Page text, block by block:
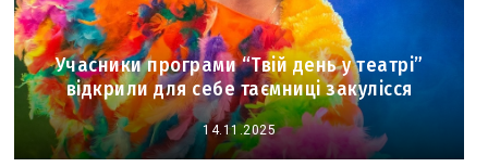
Учасники програми “Твій день у театрі”
відкрили для себе таємниці закулісся
14.11.2025